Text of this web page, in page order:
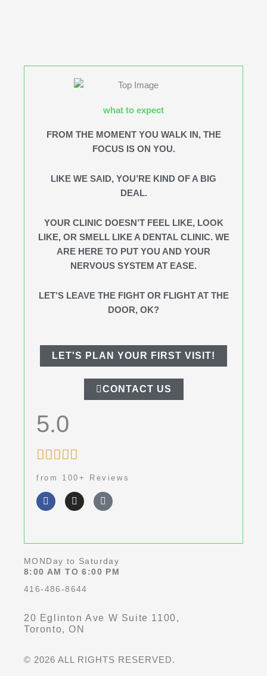
what to expect
FROM THE MOMENT YOU WALK IN, THE
FOCUS IS ON YOU.
LIKE WE SAID, YOU’RE KIND OF A BIG
DEAL.
YOUR CLINIC DOESN’T FEEL LIKE, LOOK
LIKE, OR SMELL LIKE A DENTAL CLINIC. WE
ARE HERE TO PUT YOU AND YOUR
NERVOUS SYSTEM AT EASE.
LET’S LEAVE THE FIGHT OR FLIGHT AT THE
DOOR, OK?
LET'S PLAN YOUR FIRST VISIT!
CONTACT US
5.0

out
of
5
from 100+ Reviews
a
c
o
-
f
n
s
r
m
o
o
MONDay to Saturday
8:00 AM TO 6:00 PM
416-486-8644
20 Eglinton Ave W Suite 1100,
Toronto, ON
© 2026 ALL RIGHTS RESERVED.